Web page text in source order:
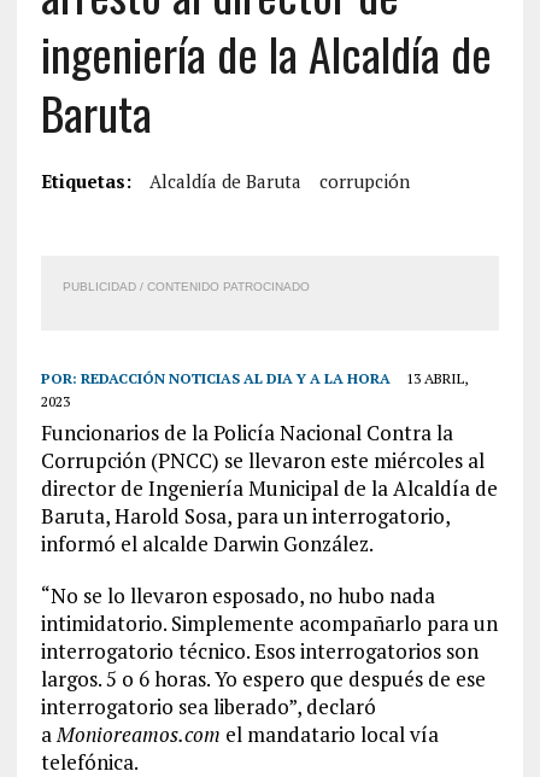
ingeniería de la Alcaldía de
Baruta
Etiquetas: Alcaldía de Baruta corrupción
PUBLICIDAD / CONTENIDO PATROCINADO
POR: REDACCIÓN NOTICIAS AL DIA Y A LA HORA
13 ABRIL,
2023
Funcionarios de la Policía Nacional Contra la
Corrupción (PNCC) se llevaron este miércoles al
director de Ingeniería Municipal de la Alcaldía de
Baruta, Harold Sosa, para un interrogatorio,
informó el alcalde Darwin González.
“No se lo llevaron esposado, no hubo nada
intimidatorio. Simplemente acompañarlo para un
interrogatorio técnico. Esos interrogatorios son
largos. 5 o 6 horas. Yo espero que después de ese
interrogatorio sea liberado”, declaró
aMonioreamos.com el mandatario local vía
telefónica.